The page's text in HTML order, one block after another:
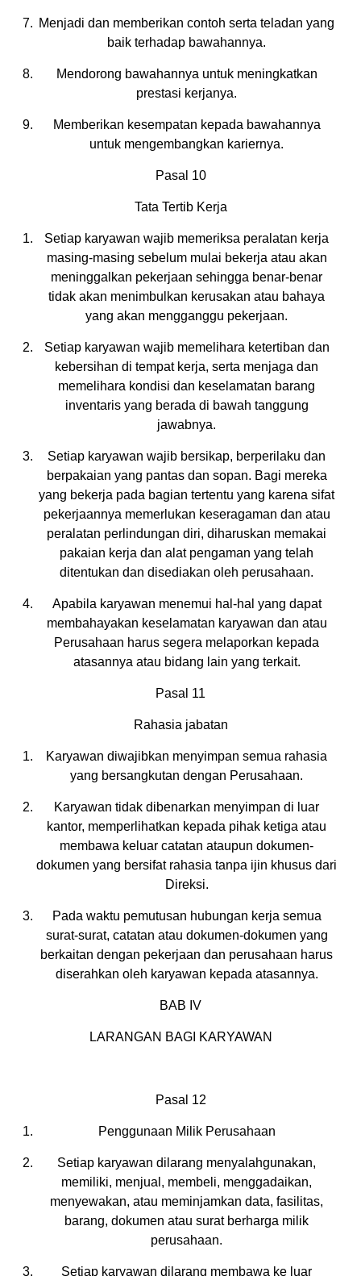
Menjadi dan memberikan contoh serta teladan yang
baik terhadap bawahannya.
Mendorong bawahannya untuk meningkatkan
prestasi kerjanya.
Memberikan kesempatan kepada bawahannya
untuk mengembangkan kariernya.
Pasal 10
Tata Tertib Kerja
Setiap karyawan wajib memeriksa peralatan kerja
masing-masing sebelum mulai bekerja atau akan
meninggalkan pekerjaan sehingga benar-benar
tidak akan menimbulkan kerusakan atau bahaya
yang akan mengganggu pekerjaan.
Setiap karyawan wajib memelihara ketertiban dan
kebersihan di tempat kerja, serta menjaga dan
memelihara kondisi dan keselamatan barang
inventaris yang berada di bawah tanggung
jawabnya.
Setiap karyawan wajib bersikap, berperilaku dan
berpakaian yang pantas dan sopan. Bagi mereka
yang bekerja pada bagian tertentu yang karena sifat
pekerjaannya memerlukan keseragaman dan atau
peralatan perlindungan diri, diharuskan memakai
pakaian kerja dan alat pengaman yang telah
ditentukan dan disediakan oleh perusahaan.
Apabila karyawan menemui hal-hal yang dapat
membahayakan keselamatan karyawan dan atau
Perusahaan harus segera melaporkan kepada
atasannya atau bidang lain yang terkait.
Pasal 11
Rahasia jabatan
Karyawan diwajibkan menyimpan semua rahasia
yang bersangkutan dengan Perusahaan.
Karyawan tidak dibenarkan menyimpan di luar
kantor, memperlihatkan kepada pihak ketiga atau
membawa keluar catatan ataupun dokumen-
dokumen yang bersifat rahasia tanpa ijin khusus dari
Direksi.
Pada waktu pemutusan hubungan kerja semua
surat-surat, catatan atau dokumen-dokumen yang
berkaitan dengan pekerjaan dan perusahaan harus
diserahkan oleh karyawan kepada atasannya.
BAB IV
LARANGAN BAGI KARYAWAN
Pasal 12
Penggunaan Milik Perusahaan
Setiap karyawan dilarang menyalahgunakan,
memiliki, menjual, membeli, menggadaikan,
menyewakan, atau meminjamkan data, fasilitas,
barang, dokumen atau surat berharga milik
perusahaan.
Setiap karyawan dilarang membawa ke luar